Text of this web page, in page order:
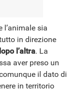
l’animale sia
in direzione
l’altra. La
aver preso un
il dato di
in territorio